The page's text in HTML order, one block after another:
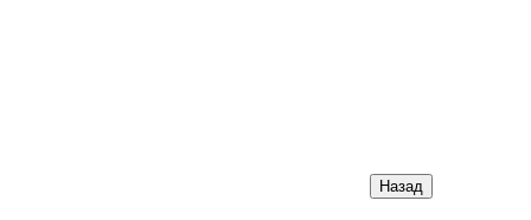
Назад